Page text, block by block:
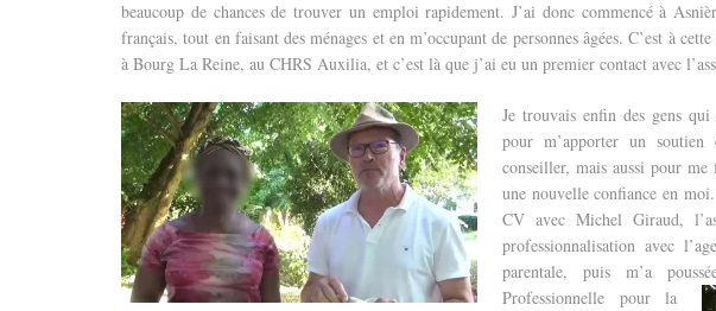
beaucoup de chances de trouver un emploi rapidement. J’ai donc commencé à
français, tout en faisant des ménages et en m’occupant de personnes âgées. C’est à
à Bourg La Reine, au CHRS Auxilia, et c’est là que j’ai eu un premier contact avec
Je trouvais enfin des gens
pour m’apporter un
conseiller, mais aussi pour
une nouvelle confiance en
CV avec Michel Giraud,
professionnalisation avec
parentale, puis m’a
Professionnelle pour la